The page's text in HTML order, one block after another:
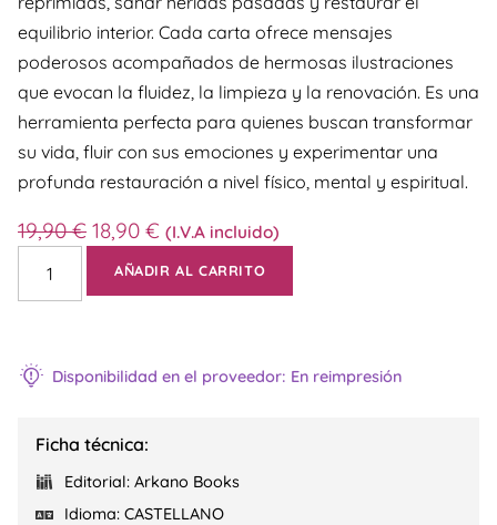
equilibrio interior. Cada carta ofrece mensajes
poderosos acompañados de hermosas ilustraciones
que evocan la fluidez, la limpieza y la renovación. Es una
herramienta perfecta para quienes buscan transformar
su vida, fluir con sus emociones y experimentar una
profunda restauración a nivel físico, mental y espiritual.
19,90€ 18,90 € (I.V.A incluido)
AÑADIR AL CARRITO
Disponibilidad en el proveedor: En reimpresión
Ficha técnica:
Editorial: Arkano Books
Idioma: CASTELLANO